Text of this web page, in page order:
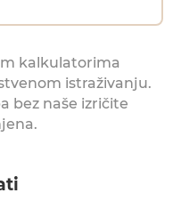
kalkulatorima
istraživanju.
bez naše izričite